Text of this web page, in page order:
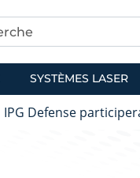
SYSTÈMES LASER
IPG Defense